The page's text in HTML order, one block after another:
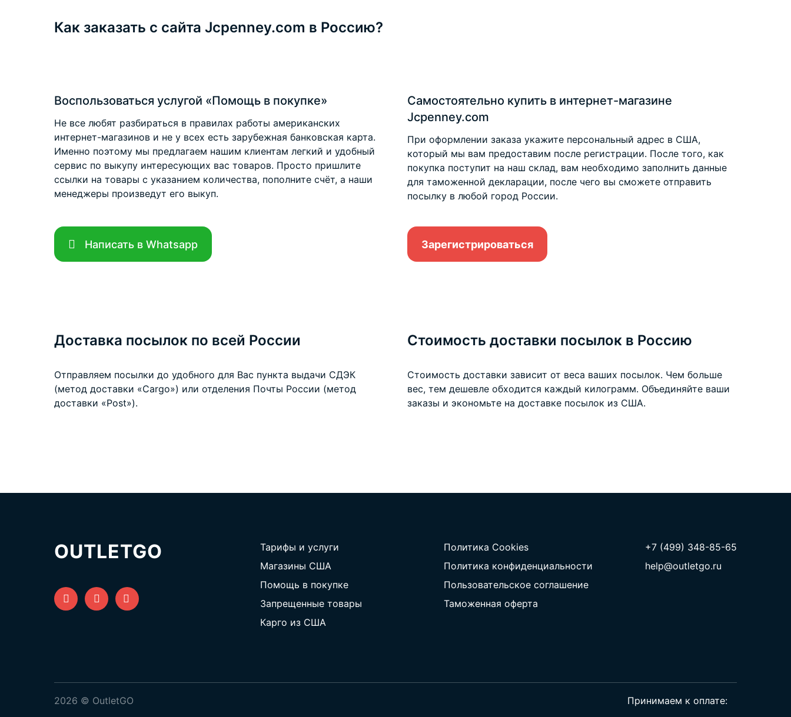
Как заказать с сайта Jcpenney.com в Россию?
Воспользоваться услугой «Помощь в покупке»
Не все любят разбираться в правилах работы американских
интернет-магазинов и не у всех есть зарубежная банковская карта.
Именно поэтому мы предлагаем нашим клиентам легкий и удобный
сервис по выкупу интересующих вас товаров. Просто пришлите
ссылки на товары с указанием количества, пополните счёт, а наши
менеджеры произведут его выкуп.
Написать в Whatsapp
Самостоятельно купить в интернет-магазине
Jcpenney.com
При оформлении заказа укажите персональный адрес в США,
который мы вам предоставим после регистрации. После того, как
покупка поступит на наш склад, вам необходимо заполнить данные
для таможенной декларации, после чего вы сможете отправить
посылку в любой город России.
Зарегистрироваться
Доставка посылок по всей России
Отправляем посылки до удобного для Вас пункта выдачи СДЭК
(метод доставки «Cargo») или отделения Почты России (метод
доставки «Post»).
Стоимость доставки посылок в Россию
Стоимость доставки зависит от веса ваших посылок. Чем больше
вес, тем дешевле обходится каждый килограмм. Объединяйте ваши
заказы и экономьте на доставке посылок из США.
OUTLETGO
Тарифы и услуги
Магазины США
Помощь в покупке
Запрещенные товары
Карго из США
Политика Cookies
Политика конфиденциальности
Пользовательское соглашение
Таможенная оферта
+7 (499) 348-85-65
help@outletgo.ru
2026 © OutletGO Принимаем к оплате: